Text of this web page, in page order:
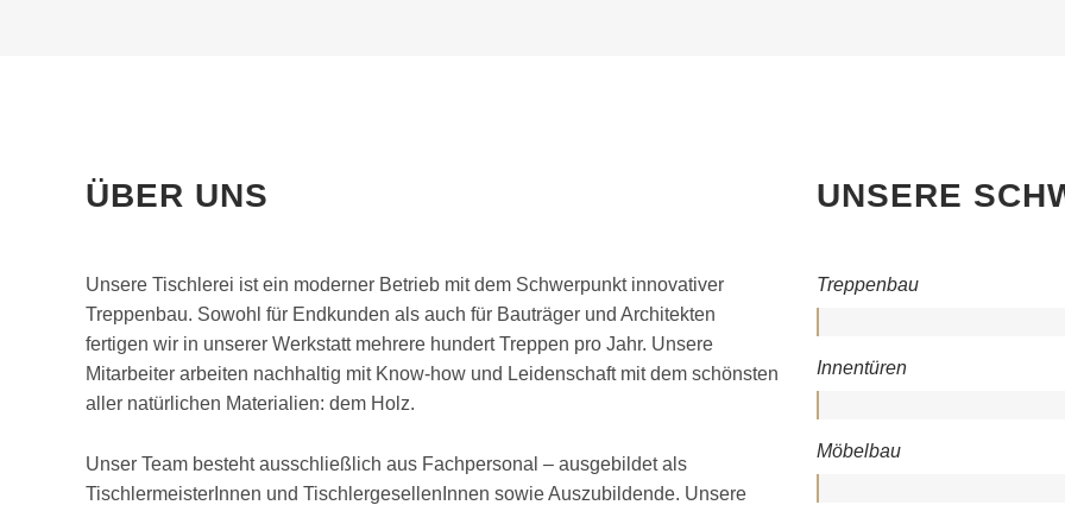
ÜBER UNS
Unsere Tischlerei ist ein moderner Betrieb mit dem Schwerpunkt innovativer
Treppenbau. Sowohl für Endkunden als auch für Bauträger und Architekten
fertigen wir in unserer Werkstatt mehrere hundert Treppen pro Jahr. Unsere
Mitarbeiter arbeiten nachhaltig mit Know-how und Leidenschaft mit dem schönsten
aller natürlichen Materialien: dem Holz.
Unser Team besteht ausschließlich aus Fachpersonal – ausgebildet als
TischlermeisterInnen und TischlergesellenInnen sowie Auszubildende. Unsere
UNSERE
Treppenbau
Innentüren
Möbelbau